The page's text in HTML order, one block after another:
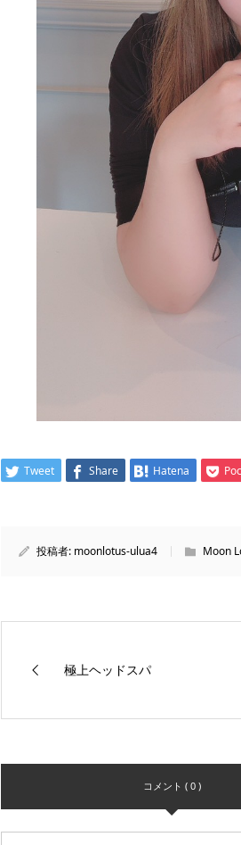
Tweet Share Hatena
投稿者: moonlotus-ulua4 Moon
極上ヘッドスパ
コメント ( 0 )